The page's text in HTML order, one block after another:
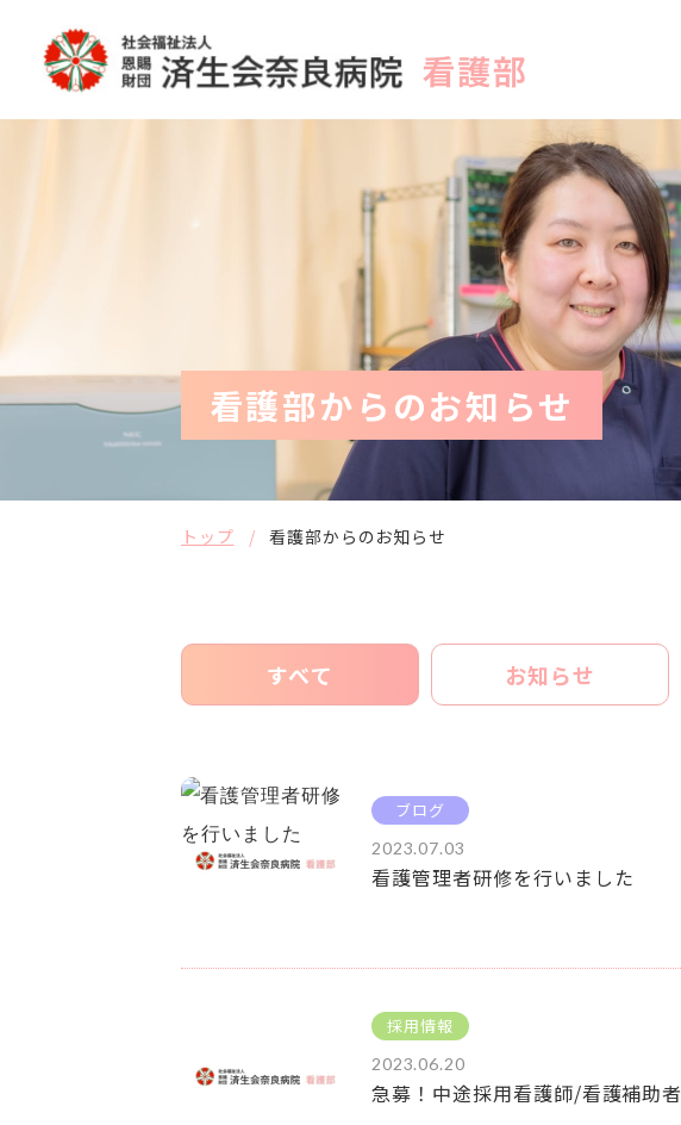
看護部からのお知らせ
トップ 看護部からのお知らせ
すべて お知らせ
ブログ
2023.07.03
看護管理者研修を行いました
採用情報
2023.06.20
急募！中途採用看護師/看護補助者